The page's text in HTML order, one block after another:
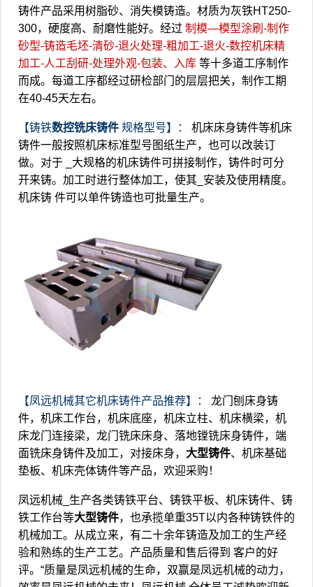
铸件产品采用树脂砂、消失模铸造。材质为灰铁HT250-
300，硬度高、耐磨性能好。经过 制模—模型涂刷-制作
砂型-铸造毛坯-清砂-退火处理-粗加工-退火-数控机床精
加工-人工刮研-处理外观-包装、入库 等十多道工序制作
而成。每道工序都经过研检部门的层层把关，制作工期
在40-45天左右。
【铸铁数控铣床铸件 规格型号】：
机床床身铸件等机床
铸件一般按照机床标准型号图纸生产，也可以改装订
做。对于
_大规格的机床铸件可拼接制作，铸件时可分
开来铸。加工时进行整体加工，使其_安装及使用精度。
机床铸 件可以单件铸造也可批量生产。
【凤远机械其它机床铸件产品推荐】：
龙门刨床身铸
件，机床工作台，机床底座，机床立柱、机床横梁，机
床龙门连接梁，龙门铣床床身、落地镗铣床身铸件，端
面铣床身铸件及加工，对接床身， 大型铸件、机床基础
垫板、机床壳体铸件等产品，欢迎采购！
凤远机械_生产各类铸铁平台、铸铁平板、机床铸件、铸
铁工作台等大型铸件，也承揽单重35T以内各种铸铁件的
机械加工。从成立来，有二十余年铸造及加工的生产经
验和熟练的生产工艺。产品质量和售后得到 客户的好
评。“质量是凤远机械的生命，双赢是凤远机械的动力，